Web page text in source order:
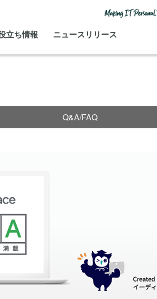
立ち情報 ニュースリリース
Q&A/FAQ